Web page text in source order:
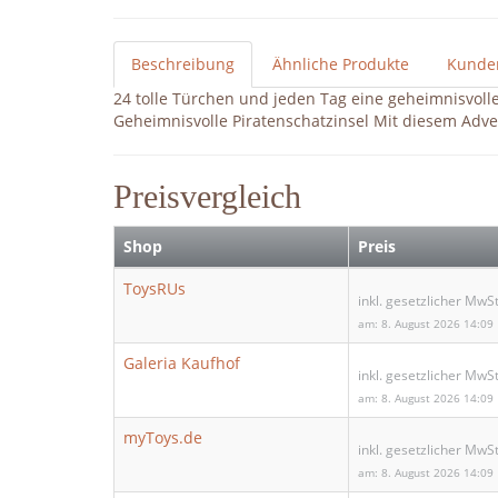
Beschreibung Ähnliche Produkte
24 tolle Türchen und jeden Tag eine
Geheimnisvolle Piratenschatzinsel Mit diesem
Preisvergleich
Shop
Preis
ToysRUs
inkl. gesetzlicher
am: 8. August 2026 14:09
Galeria Kaufhof
inkl. gesetzlicher
am: 8. August 2026 14:09
myToys.de
inkl. gesetzlicher
am: 8. August 2026 14:09